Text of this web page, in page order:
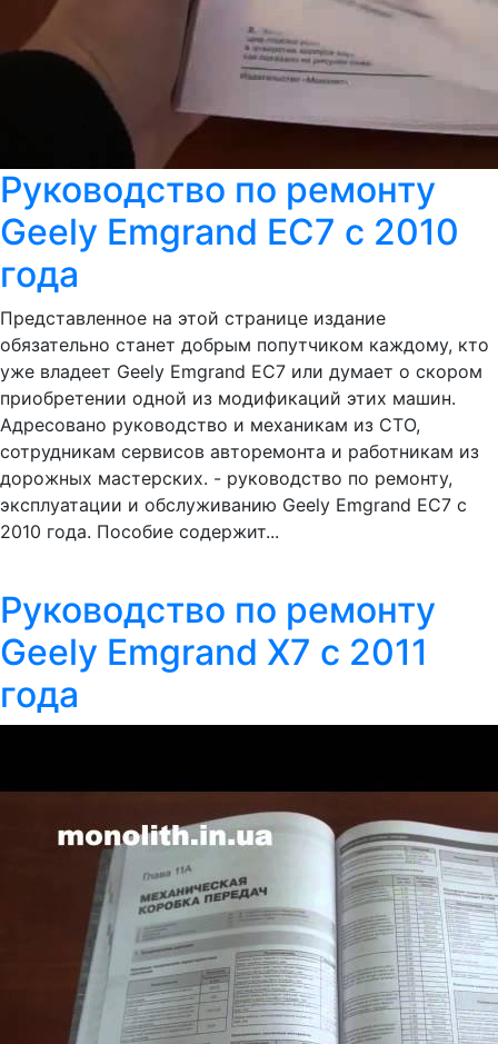
Руководство по ремонту
Geely Emgrand EC7 с 2010
года
Представленное на этой странице издание
обязательно станет добрым попутчиком каждому, кто
уже владеет Geely Emgrand EC7 или думает о скором
приобретении одной из модификаций этих машин.
Адресовано руководство и механикам из СТО,
сотрудникам сервисов авторемонта и работникам из
дорожных мастерских. - руководство по ремонту,
эксплуатации и обслуживанию Geely Emgrand EC7 c
2010 года. Пособие содержит...
Руководство по ремонту
Geely Emgrand X7 c 2011
года